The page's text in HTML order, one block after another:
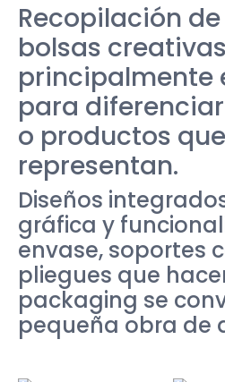
Recopilación
bolsas
principalmente
para
o productos que
representan.
Diseños
gráfica y
envase, soportes
pliegues que
packaging se
pequeña obra de